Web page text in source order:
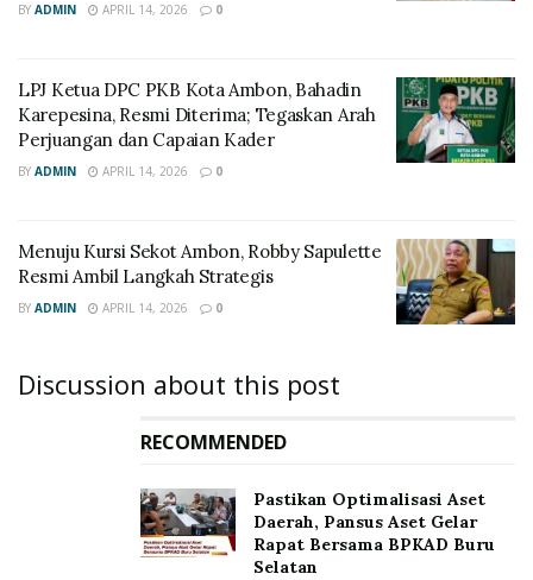
BY ADMIN APRIL 14, 2026 0
LPJ Ketua DPC PKB Kota Ambon, Bahadin
Karepesina, Resmi Diterima; Tegaskan Arah
Perjuangan dan Capaian Kader
BY ADMIN APRIL 14, 2026 0
Menuju Kursi Sekot Ambon, Robby Sapulette
Resmi Ambil Langkah Strategis
BY ADMIN APRIL 14, 2026 0
Discussion about this post
RECOMMENDED
Pastikan Optimalisasi Aset
Daerah, Pansus Aset Gelar
Rapat Bersama BPKAD Buru
Selatan